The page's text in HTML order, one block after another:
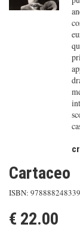
Cartaceo
ISBN:
€ 22.00